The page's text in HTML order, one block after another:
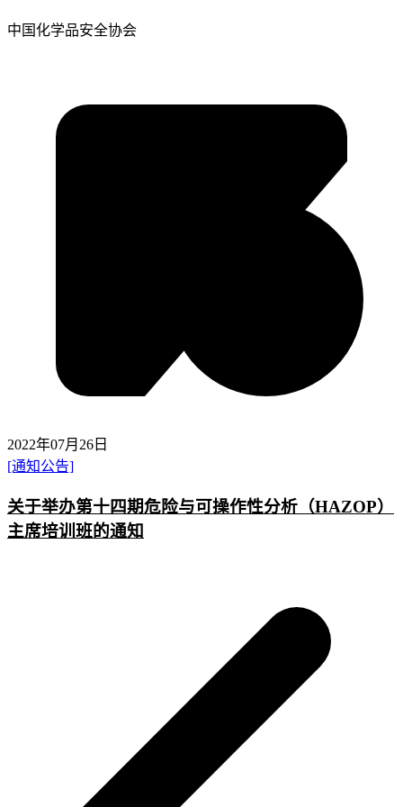
中国化学品安全协会
2022年07月26日
[通知公告]
关于举办第十四期危险与可操作性分析（HAZOP）
主席培训班的通知